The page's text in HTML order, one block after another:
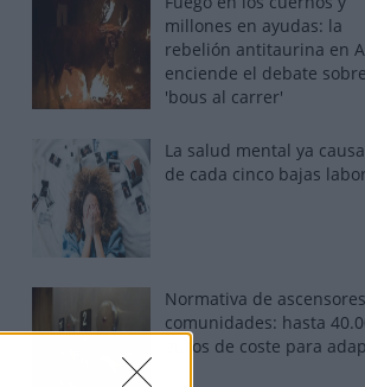
millones en ayudas: la
rebelión antitaurina en
enciende el debate
'bous al carrer'
La salud mental ya
de cada cinco bajas
Normativa de
comunidades: hasta
euros de coste para